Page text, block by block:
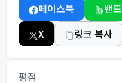
페이스북 밴드
X
링크 복사
평점